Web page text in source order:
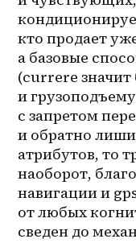
кто продает
а базовые
(currere значит
и
с запретом
и обратно
атрибутов, то
наоборот,
навигации и
от любых
сведен до